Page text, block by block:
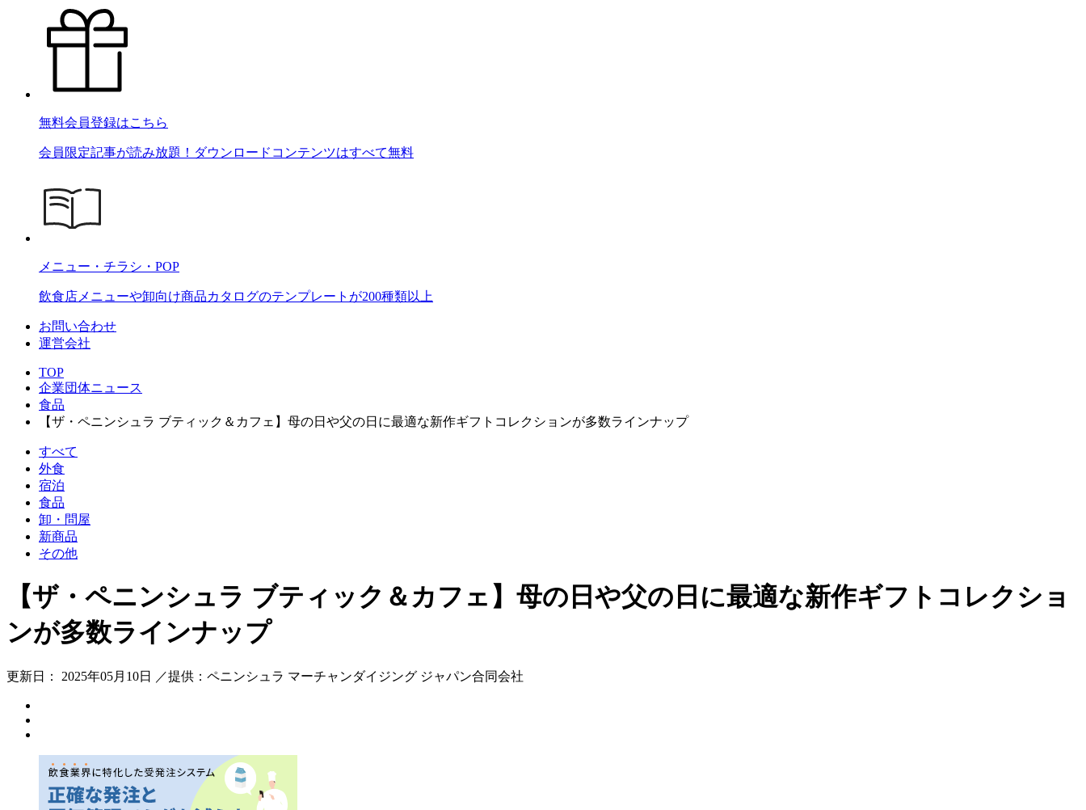
無料会員登録はこちら
会員限定記事が読み放題！ダウンロードコンテンツはすべて無料
メニュー・チラシ・POP
飲食店メニューや卸向け商品カタログのテンプレートが200種類以上
お問い合わせ
運営会社
TOP
企業団体ニュース
食品
【ザ・ペニンシュラ ブティック＆カフェ】母の日や父の日に最適な新作ギフトコレクションが多数ラインナップ
すべて
外食
宿泊
食品
卸・問屋
新商品
その他
【ザ・ペニンシュラ ブティック＆カフェ】母の日や父の日に最適な新作ギフトコレクショ
ンが多数ラインナップ
更新日： 2025年05月10日 ／提供：ペニンシュラ マーチャンダイジング ジャパン合同会社